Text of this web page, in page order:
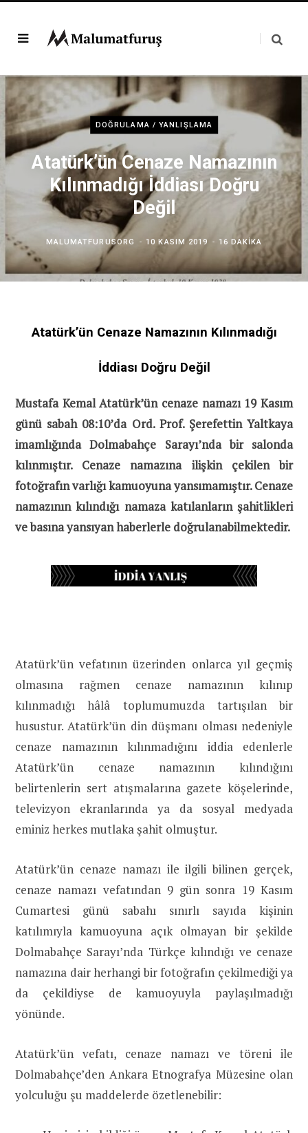
DOĞRULAMA / YANLIŞLAMA
Atatürk’ün Cenaze Namazının
Kılınmadığı İddiası Doğru
Değil
MALUMATFURUSORG 10 KASIM 2019 16 DAKIKA
Atatürk’ün Cenaze Namazının Kılınmadığı
İddiası Doğru Değil
Mustafa Kemal Atatürk’ün cenaze namazı 19 Kasım
günü sabah 08:10’da Ord. Prof. Şerefettin Yaltkaya
imamlığında Dolmabahçe Sarayı’nda bir salonda
kılınmıştır. Cenaze namazına ilişkin çekilen bir
fotoğrafın varlığı kamuoyuna yansımamıştır. Cenaze
namazının kılındığı namaza katılanların şahitlikleri
ve basına yansıyan haberlerle doğrulanabilmektedir.
Atatürk’ün vefatının üzerinden onlarca yıl geçmiş
olmasına rağmen cenaze namazının kılınıp
kılınmadığı hâlâ toplumumuzda tartışılan bir
husustur. Atatürk’ün din düşmanı olması nedeniyle
cenaze namazının kılınmadığını iddia edenlerle
Atatürk’ün cenaze namazının kılındığını
belirtenlerin sert atışmalarına gazete köşelerinde,
televizyon ekranlarında ya da sosyal medyada
eminiz herkes mutlaka şahit olmuştur.
Atatürk’ün cenaze namazı ile ilgili bilinen gerçek,
cenaze namazı vefatından 9 gün sonra 19 Kasım
Cumartesi günü sabahı sınırlı sayıda kişinin
katılımıyla kamuoyuna açık olmayan bir şekilde
Dolmabahçe Sarayı’nda Türkçe kılındığı ve cenaze
namazına dair herhangi bir fotoğrafın çekilmediği ya
da çekildiyse de kamuoyuyla paylaşılmadığı
yönünde.
Atatürk’ün vefatı, cenaze namazı ve töreni ile
Dolmabahçe’den Ankara Etnografya Müzesine olan
yolculuğu şu maddelerde özetlenebilir: